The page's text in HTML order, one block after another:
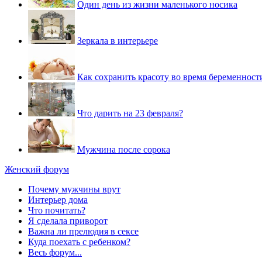
Один день из жизни маленького носика
Зеркала в интерьере
Как сохранить красоту во время
Что дарить на 23 февраля?
Мужчина после сорока
Женский форум
Почему мужчины врут
Интерьер дома
Что почитать?
Я сделала приворот
Важна ли прелюдия в сексе
Куда поехать с ребенком?
Весь форум...